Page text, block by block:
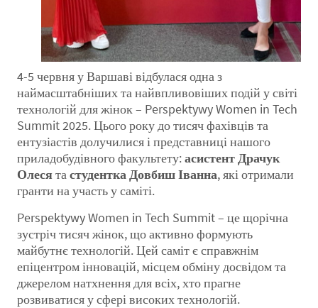
4-5 червня у Варшаві відбулася одна з
наймасштабніших та найвпливовіших подій у світі
технологій для жінок – Perspektywy Women in Tech
Summit 2025. Цього року до тисяч фахівців та
ентузіастів долучилися і представниці нашого
приладобудівного факультету:асистент Драчук
Олесятастудентка Довбиш Іванна, які отримали
гранти на участь у саміті.
Perspektywy Women in Tech Summit – це щорічна
зустріч тисяч жінок, що активно формують
майбутнє технологій. Цей саміт є справжнім
епіцентром інновацій, місцем обміну досвідом та
джерелом натхнення для всіх, хто прагне
розвиватися у сфері високих технологій.